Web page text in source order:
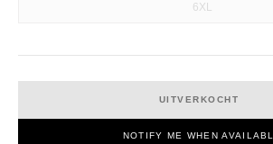
6XL
UITVERKOCHT
NOTIFY ME WHEN